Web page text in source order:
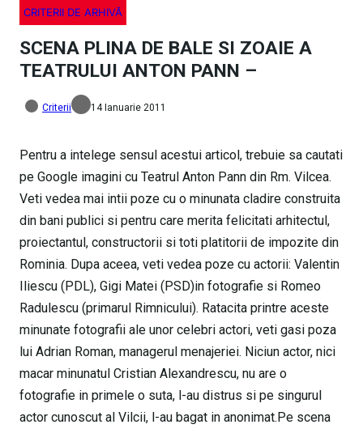
CRITERII DE ARHIVĂ
SCENA PLINA DE BALE SI ZOAIE A
TEATRULUI ANTON PANN –
Criterii 14 Ianuarie 2011
Pentru a intelege sensul acestui articol, trebuie sa cautati
pe Google imagini cu Teatrul Anton Pann din Rm. Vilcea.
Veti vedea mai intii poze cu o minunata cladire construita
din bani publici si pentru care merita felicitati arhitectul,
proiectantul, constructorii si toti platitorii de impozite din
Rominia. Dupa aceea, veti vedea poze cu actorii: Valentin
Iliescu (PDL), Gigi Matei (PSD)in fotografie si Romeo
Radulescu (primarul Rimnicului). Ratacita printre aceste
minunate fotografii ale unor celebri actori, veti gasi poza
lui Adrian Roman, managerul menajeriei. Niciun actor, nici
macar minunatul Cristian Alexandrescu, nu are o
fotografie in primele o suta, l-au distrus si pe singurul
actor cunoscut al Vilcii, l-au bagat in anonimat.Pe scena